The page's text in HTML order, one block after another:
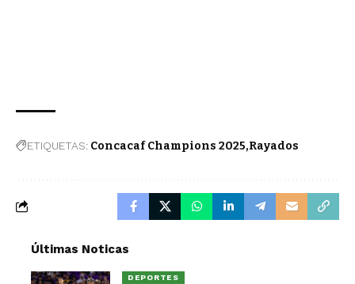
ETIQUETAS: Concacaf Champions 2025 Rayados
Últimas Noticas
DEPORTES